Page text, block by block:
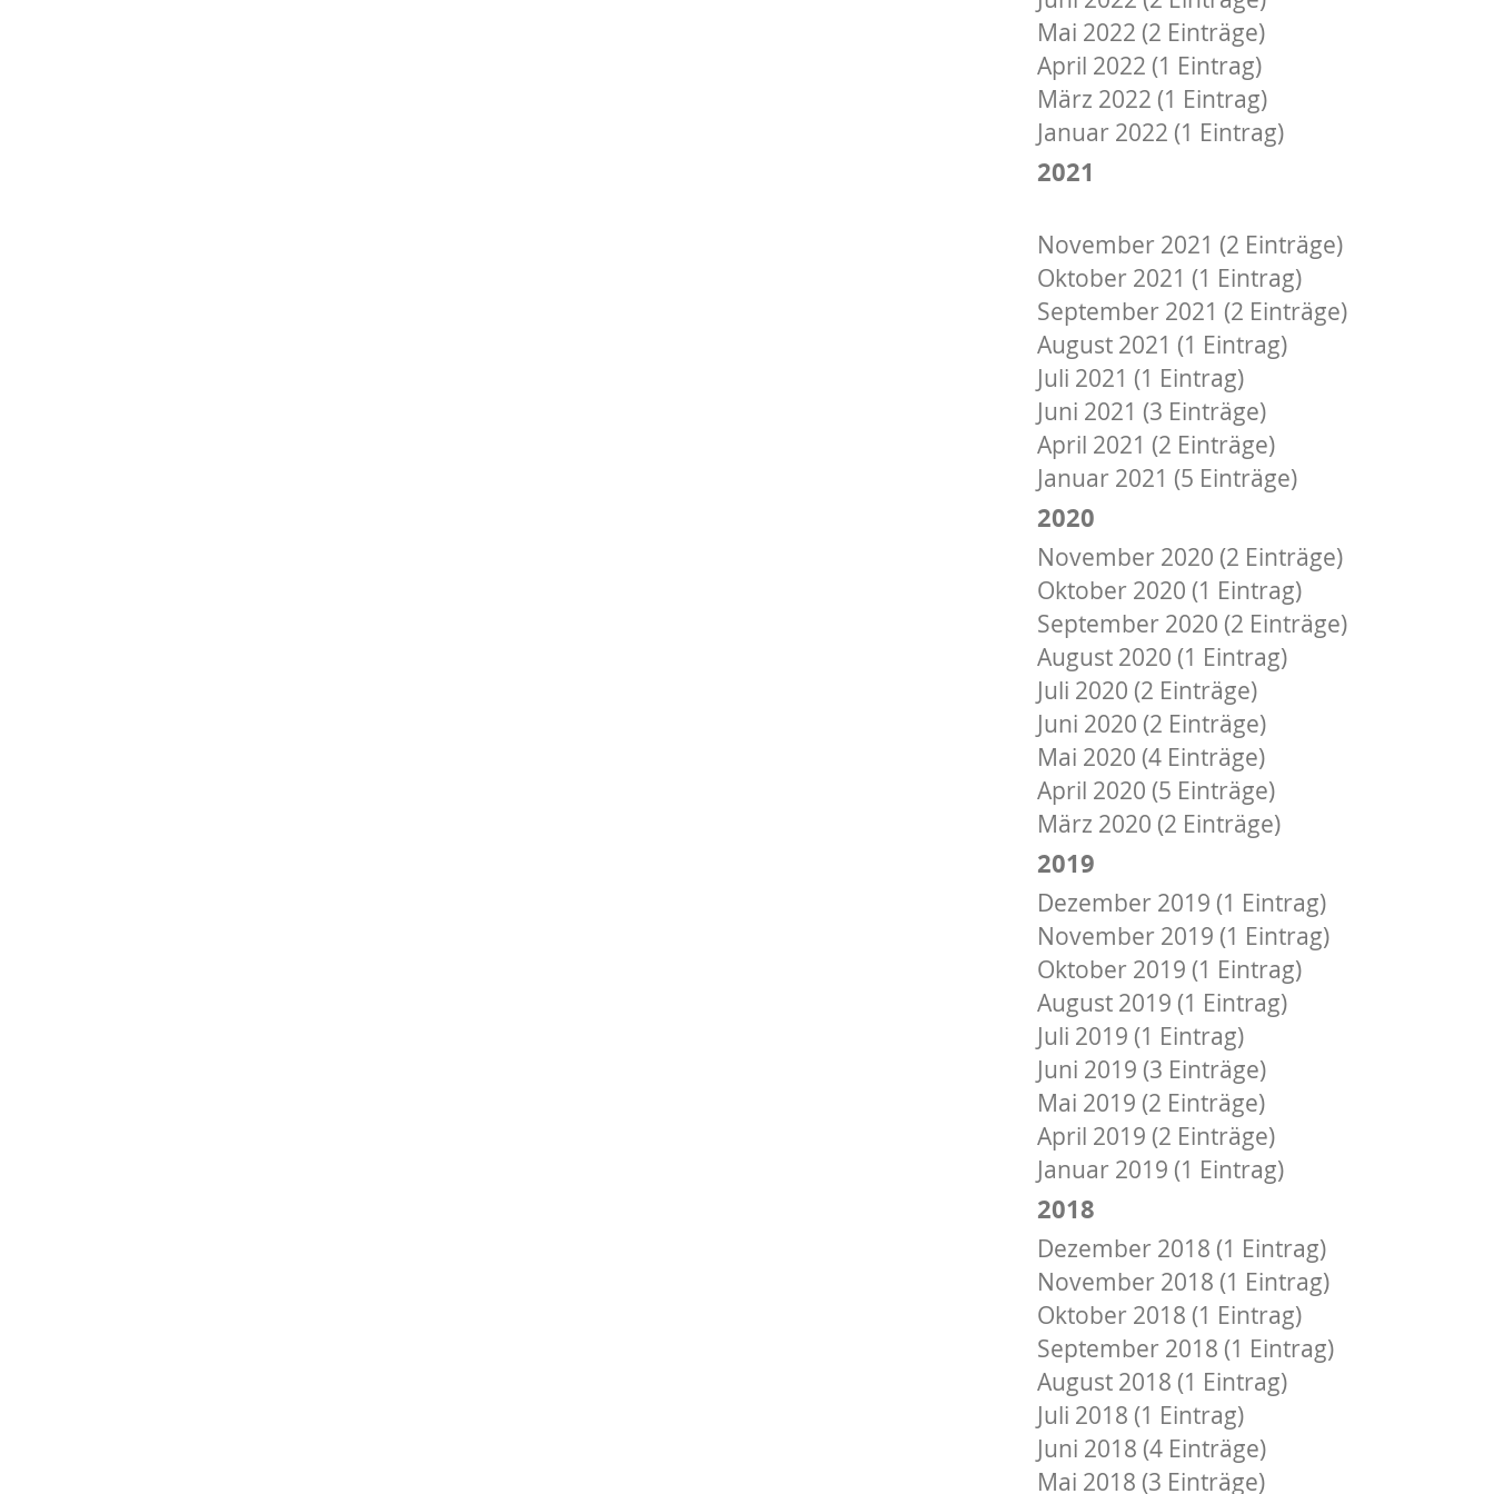
Mai 2022 (2 Einträge)
April 2022 (1 Eintrag)
März 2022 (1 Eintrag)
Januar 2022 (1 Eintrag)
2021
November 2021 (2 Einträge)
Oktober 2021 (1 Eintrag)
September 2021 (2 Einträge)
August 2021 (1 Eintrag)
Juli 2021 (1 Eintrag)
Juni 2021 (3 Einträge)
April 2021 (2 Einträge)
Januar 2021 (5 Einträge)
2020
November 2020 (2 Einträge)
Oktober 2020 (1 Eintrag)
September 2020 (2 Einträge)
August 2020 (1 Eintrag)
Juli 2020 (2 Einträge)
Juni 2020 (2 Einträge)
Mai 2020 (4 Einträge)
April 2020 (5 Einträge)
März 2020 (2 Einträge)
2019
Dezember 2019 (1 Eintrag)
November 2019 (1 Eintrag)
Oktober 2019 (1 Eintrag)
August 2019 (1 Eintrag)
Juli 2019 (1 Eintrag)
Juni 2019 (3 Einträge)
Mai 2019 (2 Einträge)
April 2019 (2 Einträge)
Januar 2019 (1 Eintrag)
2018
Dezember 2018 (1 Eintrag)
November 2018 (1 Eintrag)
Oktober 2018 (1 Eintrag)
September 2018 (1 Eintrag)
August 2018 (1 Eintrag)
Juli 2018 (1 Eintrag)
Juni 2018 (4 Einträge)
Mai 2018 (3 Einträge)